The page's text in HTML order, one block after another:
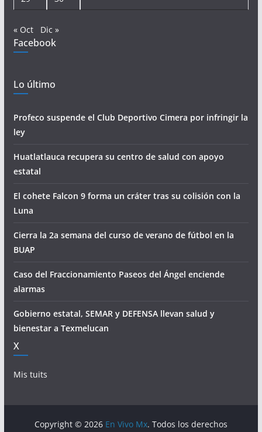
« Oct Dic »
Facebook
Lo último
Profeco suspende el Club Deportivo Cimera por infringir la
ley
Huatlatlauca recupera su centro de salud con apoyo
estatal
El cohete Falcon 9 forma un cráter tras su colisión con la
Luna
Cierra la 2a semana del curso de verano de fútbol en la
BUAP
Caso del Fraccionamiento Paseos del Ángel enciende
alarmas
Gobierno estatal, SEMAR y DEFENSA llevan salud y
bienestar a Texmelucan
X
Mis tuits
Copyright © 2026 En Vivo Mx. Todos los derechos